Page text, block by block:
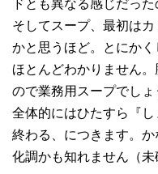
ドとも異なる感じだっ
そしてスープ、最初は
かと思うほど。とにか
ほとんどわかりません
ので業務用スープでしょ
全体的にはひたすら『
終わる、につきます。
化調かも知れません（未